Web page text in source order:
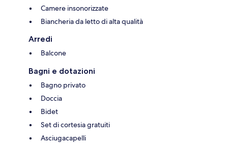
Camere insonorizzate
Biancheria da letto di alta qualità
Arredi
Balcone
Bagni e dotazioni
Bagno privato
Doccia
Bidet
Set di cortesia gratuiti
Asciugacapelli